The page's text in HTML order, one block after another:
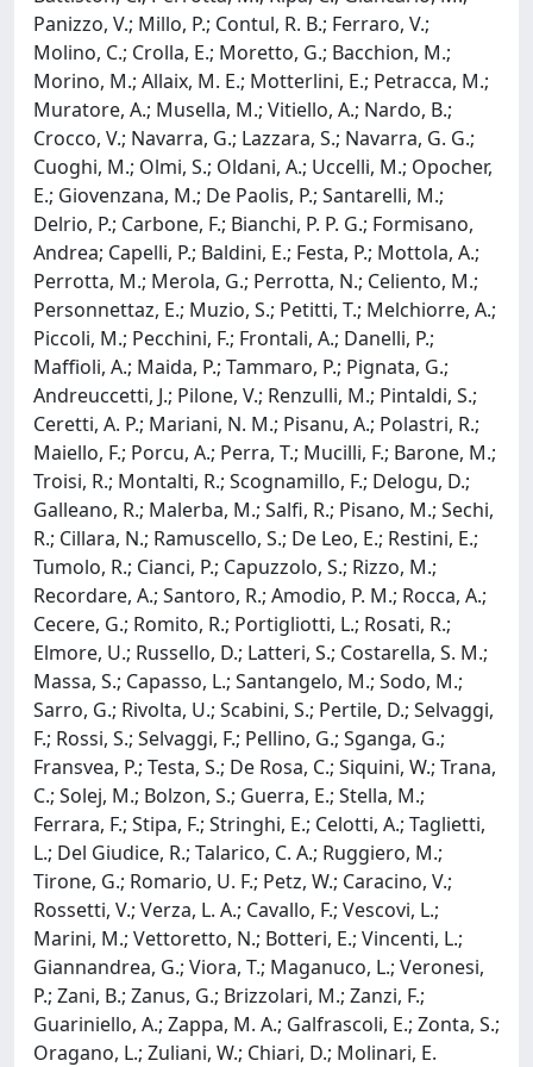
Panizzo, V.; Millo, P.; Contul, R. B.; Ferraro, V.;
Molino, C.; Crolla, E.; Moretto, G.; Bacchion, M.;
Morino, M.; Allaix, M. E.; Motterlini, E.; Petracca, M.;
Muratore, A.; Musella, M.; Vitiello, A.; Nardo, B.;
Crocco, V.; Navarra, G.; Lazzara, S.; Navarra, G. G.;
Cuoghi, M.; Olmi, S.; Oldani, A.; Uccelli, M.; Opocher,
E.; Giovenzana, M.; De Paolis, P.; Santarelli, M.;
Delrio, P.; Carbone, F.; Bianchi, P. P. G.; Formisano,
Andrea; Capelli, P.; Baldini, E.; Festa, P.; Mottola, A.;
Perrotta, M.; Merola, G.; Perrotta, N.; Celiento, M.;
Personnettaz, E.; Muzio, S.; Petitti, T.; Melchiorre, A.;
Piccoli, M.; Pecchini, F.; Frontali, A.; Danelli, P.;
Maffioli, A.; Maida, P.; Tammaro, P.; Pignata, G.;
Andreuccetti, J.; Pilone, V.; Renzulli, M.; Pintaldi, S.;
Ceretti, A. P.; Mariani, N. M.; Pisanu, A.; Polastri, R.;
Maiello, F.; Porcu, A.; Perra, T.; Mucilli, F.; Barone, M.;
Troisi, R.; Montalti, R.; Scognamillo, F.; Delogu, D.;
Galleano, R.; Malerba, M.; Salfi, R.; Pisano, M.; Sechi,
R.; Cillara, N.; Ramuscello, S.; De Leo, E.; Restini, E.;
Tumolo, R.; Cianci, P.; Capuzzolo, S.; Rizzo, M.;
Recordare, A.; Santoro, R.; Amodio, P. M.; Rocca, A.;
Cecere, G.; Romito, R.; Portigliotti, L.; Rosati, R.;
Elmore, U.; Russello, D.; Latteri, S.; Costarella, S. M.;
Massa, S.; Capasso, L.; Santangelo, M.; Sodo, M.;
Sarro, G.; Rivolta, U.; Scabini, S.; Pertile, D.; Selvaggi,
F.; Rossi, S.; Selvaggi, F.; Pellino, G.; Sganga, G.;
Fransvea, P.; Testa, S.; De Rosa, C.; Siquini, W.; Trana,
C.; Solej, M.; Bolzon, S.; Guerra, E.; Stella, M.;
Ferrara, F.; Stipa, F.; Stringhi, E.; Celotti, A.; Taglietti,
L.; Del Giudice, R.; Talarico, C. A.; Ruggiero, M.;
Tirone, G.; Romario, U. F.; Petz, W.; Caracino, V.;
Rossetti, V.; Verza, L. A.; Cavallo, F.; Vescovi, L.;
Marini, M.; Vettoretto, N.; Botteri, E.; Vincenti, L.;
Giannandrea, G.; Viora, T.; Maganuco, L.; Veronesi,
P.; Zani, B.; Zanus, G.; Brizzolari, M.; Zanzi, F.;
Guariniello, A.; Zappa, M. A.; Galfrascoli, E.; Zonta, S.;
Oragano, L.; Zuliani, W.; Chiari, D.; Molinari, E.